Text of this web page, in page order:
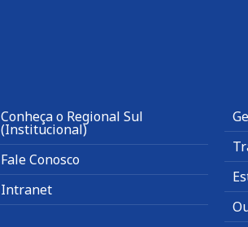
Conheça o Regional Sul
(Institucional)
Fale Conosco
Intranet